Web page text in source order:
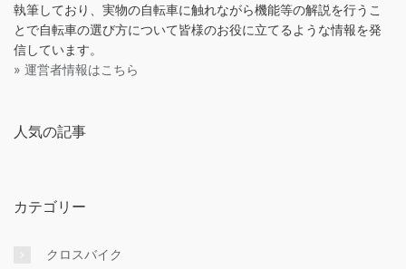
執筆しており、実物の自転車に触れながら機能等の解説を行うこ
とで自転車の選び方について皆様のお役に立てるような情報を発
信しています。
» 運営者情報はこちら
人気の記事
カテゴリー
クロスバイク